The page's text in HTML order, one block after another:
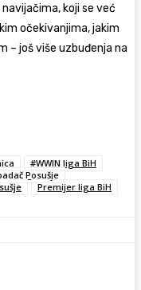
koji se već
očekivanjima, jakim
– još više uzbuđenja na
#WWIN liga BiH
Posušje
Premijer liga BiH